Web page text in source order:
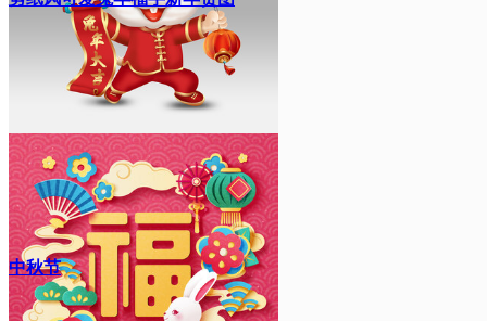
中秋节